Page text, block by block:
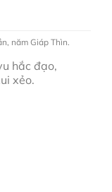
năm Giáp Thìn.
hắc đạo,
xẻo.